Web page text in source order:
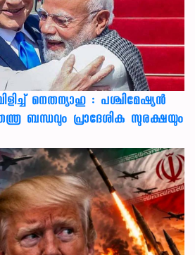
നെതന്യാഹു : പശ്ചിമേഷ്യൻ
ബന്ധവും പ്രാദേശിക സുരക്ഷയും